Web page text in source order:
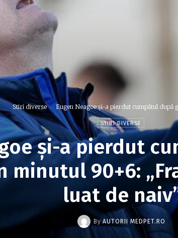
Stiri diverse Eugen Neagoe și-a pierdut cumpătul după
STIRI DIVERSE
și-a pierdut
minutul 90+6:
luat de
By AUTORII MEDPET.RO